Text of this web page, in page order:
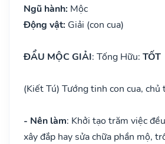
Ngũ hành: Mộc
Động vật: Giải (con cua)
ĐẨU MỘC GIẢI: Tống Hữu: TỐT
(Kiết Tú) Tướng tinh con cua,
- Nên làm: Khởi tạo trăm việc
xây đắp hay sửa chữa phần mộ,